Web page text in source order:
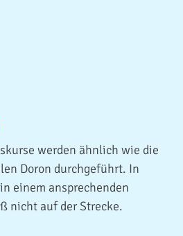
werden ähnlich wie die
Doron durchgeführt. In
einem ansprechenden
nicht auf der Strecke.